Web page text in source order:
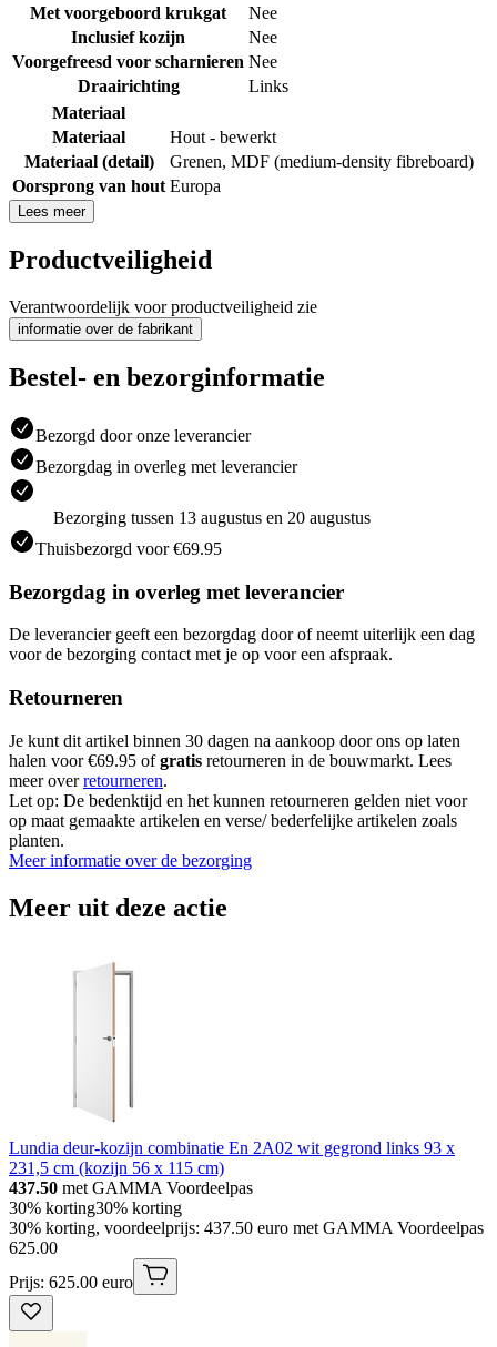
Met voorgeboord krukgat
Nee
Inclusief kozijn
Nee
Voorgefreesd voor scharnieren Nee
Draairichting
Links
Materiaal
Materiaal
Hout - bewerkt
Materiaal (detail)
Grenen, MDF (medium-density fibreboard)
Oorsprong van hout Europa
Lees meer
Productveiligheid
Verantwoordelijk voor productveiligheid zie
informatie over de fabrikant
Bestel- en bezorginformatie
Bezorgd door onze leverancier
Bezorgdag in overleg met leverancier
Bezorging tussen 13 augustus en 20 augustus
Thuisbezorgd voor €69.95
Bezorgdag in overleg met leverancier
De leverancier geeft een bezorgdag door of neemt uiterlijk een dag
voor de bezorging contact met je op voor een afspraak.
Retourneren
Je kunt dit artikel binnen 30 dagen na aankoop door ons op laten
halen voor €69.95 ofgratis retourneren in de bouwmarkt. Lees
meer overretourneren.
Let op: De bedenktijd en het kunnen retourneren gelden niet voor
op maat gemaakte artikelen en verse/ bederfelijke artikelen zoals
planten.
Meer informatie over de bezorging
Meer uit deze actie
Lundia deur-kozijn combinatie En 2A02 wit gegrond links 93 x
231,5 cm (kozijn 56 x 115 cm)
437.50 met GAMMA Voordeelpas
30% korting30% korting
30% korting, voordeelprijs: 437.50 euro met GAMMA Voordeelpas
625.00
Prijs: 625.00 euro